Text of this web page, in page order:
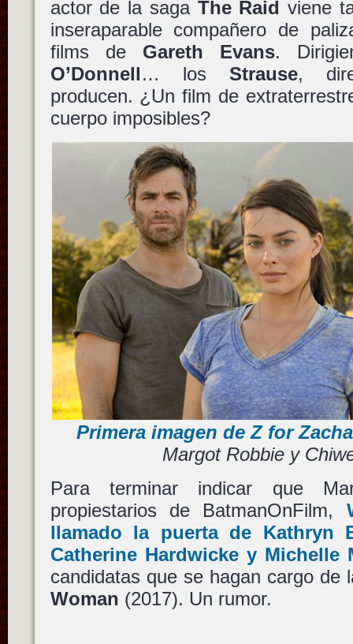
actor de la saga The Raid viene
inseraparable compañero de
films de Gareth Evans.
O’Donnell… los Strause,
producen. ¿Un film de
cuerpo imposibles?
Primera imagen de Z for
Margot Robbie y
Para terminar indicar que
propiestarios de BatmanOnFilm,
llamado la puerta de Kathryn
Catherine Hardwickey Michelle
candidatas que se hagan cargo de
Woman (2017). Un rumor.